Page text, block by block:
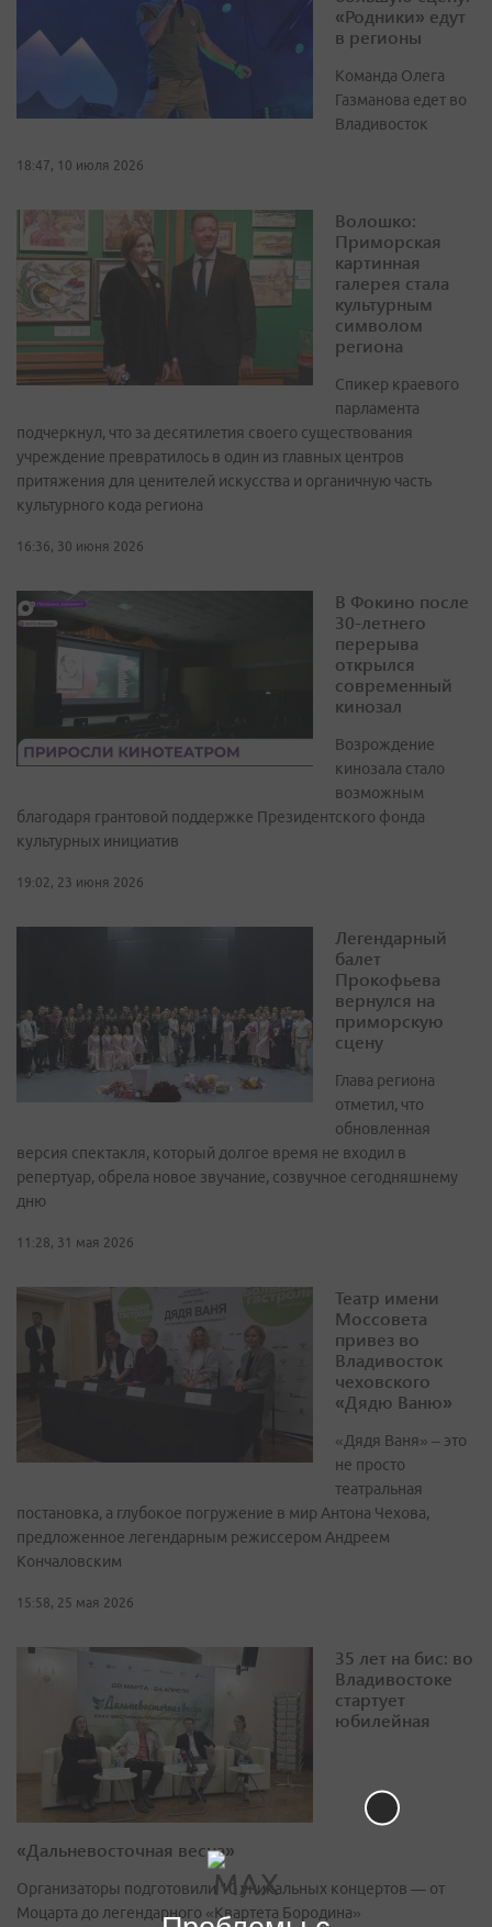
«Родники» едут
в регионы
Команда Олега
Газманова едет во
Владивосток
18:47, 10 июля 2026
Волошко:
Приморская
картинная
галерея стала
культурным
символом
региона
Спикер краевого
парламента
подчеркнул, что за десятилетия своего существования
учреждение превратилось в один из главных центров
притяжения для ценителей искусства и органичную часть
культурного кода региона
16:36, 30 июня 2026
В Фокино после
30-летнего
перерыва
открылся
современный
кинозал
Возрождение
кинозала стало
возможным
благодаря грантовой поддержке Президентского фонда
культурных инициатив
19:02, 23 июня 2026
Легендарный
балет
Прокофьева
вернулся на
приморскую
сцену
Глава региона
отметил, что
обновленная
версия спектакля, который долгое время не входил в
репертуар, обрела новое звучание, созвучное сегодняшнему
дню
11:28, 31 мая 2026
Театр имени
Моссовета
привез во
Владивосток
чеховского
«Дядю Ваню»
«Дядя Ваня» – это
не просто
театральная
постановка, а глубокое погружение в мир Антона Чехова,
предложенное легендарным режиссером Андреем
Кончаловским
15:58, 25 мая 2026
35 лет на бис: во
Владивостоке
стартует
юбилейная
«Дальневосточная весна»
Организаторы подготовили 10 уникальных концертов — от
Моцарта до легендарного «Квартета Бородина»